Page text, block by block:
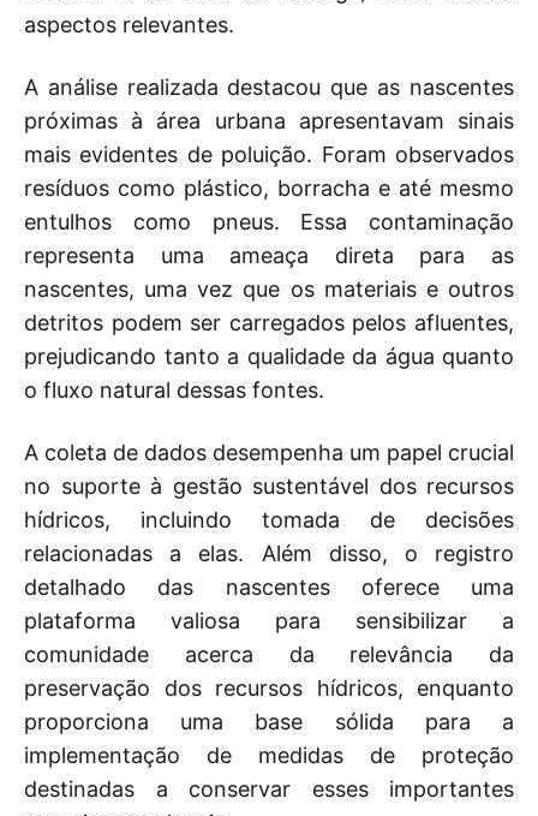
aspectos relevantes.
A análise realizada destacou que as nascentes
próximas à área urbana apresentavam sinais
mais evidentes de poluição. Foram observados
resíduos como plástico, borracha e até mesmo
entulhos como pneus. Essa contaminação
representa uma ameaça direta para as
nascentes, uma vez que os materiais e outros
detritos podem ser carregados pelos afluentes,
prejudicando tanto a qualidade da água quanto
o fluxo natural dessas fontes.
A coleta de dados desempenha um papel crucial
no suporte à gestão sustentável dos recursos
hídricos, incluindo tomada de decisões
relacionadas a elas. Além disso, o registro
detalhado das nascentes oferece uma
plataforma valiosa para sensibilizar a
comunidade acerca da relevância da
preservação dos recursos hídricos, enquanto
proporciona uma base sólida para a
implementação de medidas de proteção
destinadas a conservar esses importantes